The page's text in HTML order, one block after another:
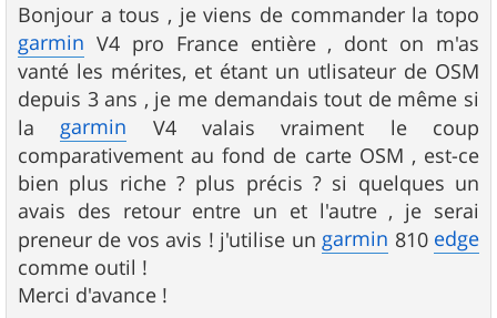
s
s
a
g
e
Bonjour a tous , je viens de commander la topo
garmin V4 pro France entière , dont on m'as
vanté les mérites, et étant un utlisateur de OSM
depuis 3 ans , je me demandais tout de même si
lagarmin V4 valais vraiment le coup
comparativement au fond de carte OSM , est-ce
bien plus riche ? plus précis ? si quelques un
avais des retour entre un et l'autre , je serai
preneur de vos avis ! j'utilise ungarmin 810 edge
comme outil !
Merci d'avance !